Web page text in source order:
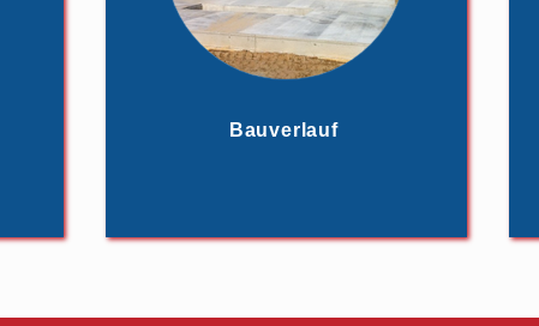
Bauverlauf